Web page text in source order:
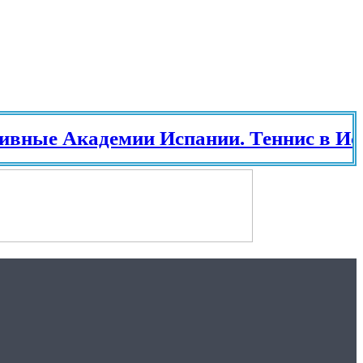
Академии Испании. Теннис в